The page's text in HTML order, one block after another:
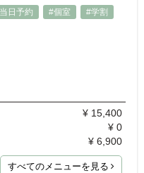
日予約 #個室 #学割
¥ 15,400
¥ 0
¥ 6,900
すべてのメニューを見る